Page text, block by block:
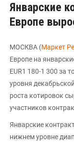
Январские
Европе
МОСКВА (Маркет
Европе на
EUR1 180-1 300 за
уровня
роста котировок
участников
Январские
нижнем уровне